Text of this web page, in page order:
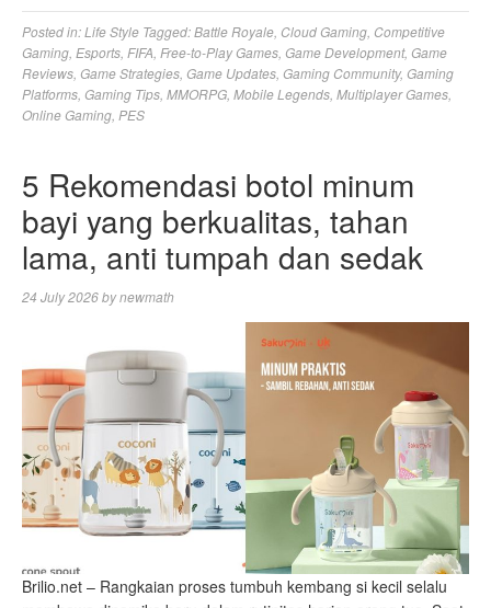
Posted in:Life Style Tagged:Battle Royale Cloud Gaming Competitive
Gaming Esports FIFA Free-to-Play Games Game Development, Game
Reviews Game Strategies Game Updates Gaming Community, Gaming
Platforms Gaming Tips MMORPG Mobile Legends Multiplayer Games
Online Gaming PES
5 Rekomendasi botol minum
bayi yang berkualitas, tahan
lama, anti tumpah dan sedak
24 July 2026bynewmath
Brilio.net – Rangkaian proses tumbuh kembang si kecil selalu